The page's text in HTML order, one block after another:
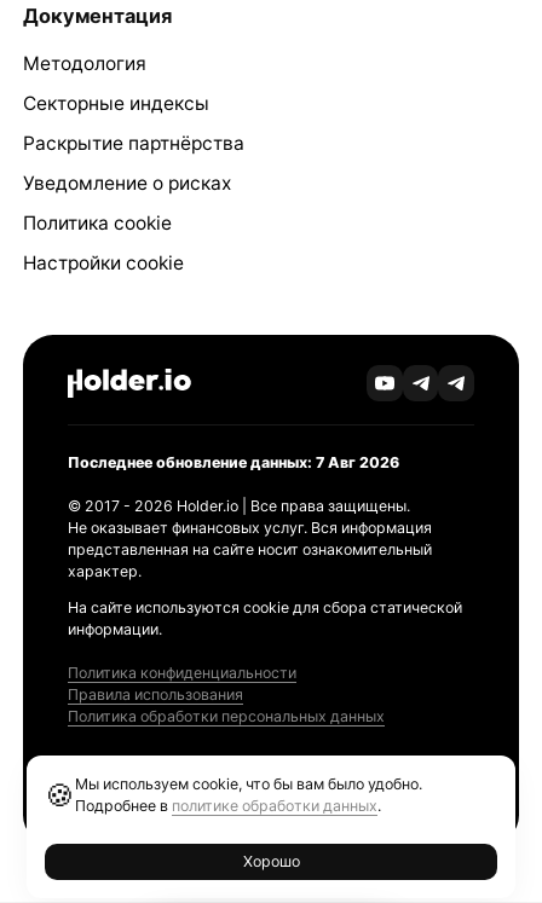
Документация
Методология
Секторные индексы
Раскрытие партнёрства
Уведомление о рисках
Политика cookie
Настройки cookie
Последнее обновление данных: 7 Авг 2026
© 2017 - 2026 Holder.io | Все права защищены.
Не оказывает финансовых услуг. Вся информация
представленная на сайте носит ознакомительный
характер.
На сайте используются cookie для сбора статической
информации.
Политика конфиденциальности
Правила использования
Политика обработки персональных данных
🍪 Мы используем cookie, что бы вам было удобно.
Подробнее в политике обработки данных.
Хорошо
Ethereum GAS Tracker